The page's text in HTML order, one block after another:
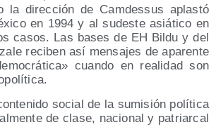
la dirección de Camdessus aplastó
en 1994 y al sudeste asiático en
casos. Las bases de EH Bildu y del
reciben así mensajes de aparente
cuando en realidad son
social de la sumisión política
de clase, nacional y patriarcal